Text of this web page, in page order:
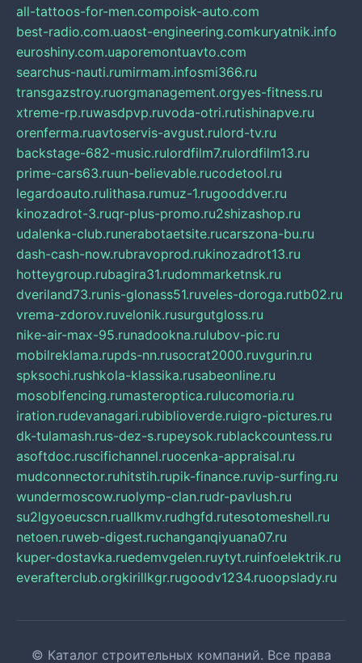
all-tattoos-for-men.compoisk-auto.com
best-radio.com.uaost-engineering.comkuryatnik.info
euroshiny.com.uaporemontuavto.com
searchus-nauti.rumirmam.infosmi366.ru
transgazstroy.ruorgmanagement.orgyes-fitness.ru
xtreme-rp.ruwasdpvp.ruvoda-otri.rutishinapve.ru
orenferma.ruavtoservis-avgust.rulord-tv.ru
backstage-682-music.rulordfilm7.rulordfilm13.ru
prime-cars63.ruun-believable.rucodetool.ru
legardoauto.rulithasa.rumuz-1.rugooddver.ru
kinozadrot-3.ruqr-plus-promo.ru2shizashop.ru
udalenka-club.runerabotaetsite.rucarszona-bu.ru
dash-cash-now.rubravoprod.rukinozadrot13.ru
hotteygroup.rubagira31.rudommarketnsk.ru
dveriland73.runis-glonass51.ruveles-doroga.rutb02.ru
vrema-zdorov.ruvelonik.rusurgutgloss.ru
nike-air-max-95.runadookna.rulubov-pic.ru
mobilreklama.rupds-nn.rusocrat2000.ruvgurin.ru
spksochi.rushkola-klassika.rusabeonline.ru
mosoblfencing.rumasteroptica.rulucomoria.ru
iration.rudevanagari.rubiblioverde.ruigro-pictures.ru
dk-tulamash.rus-dez-s.rupeysok.rublackcountess.ru
asoftdoc.ruscifichannel.ruocenka-appraisal.ru
mudconnector.ruhitstih.rupik-finance.ruvip-surfing.ru
wundermoscow.ruolymp-clan.rudr-pavlush.ru
su2lgyoeucscn.ruallkmv.rudhgfd.rutesotomeshell.ru
netoen.ruweb-digest.ruchanganqiyuana07.ru
kuper-dostavka.ruedemvgelen.ruytyt.ruinfoelektrik.ru
everafterclub.orgkirillkgr.rugoodv1234.ruoopslady.ru
© Каталог строительных компаний. Все права